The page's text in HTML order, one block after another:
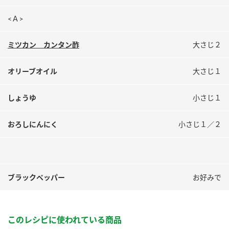
検索
業務用サイト 製造所固有記号一覧
<Ａ>
ミツカン カンタン酢 大さじ２
オリーブオイル 大さじ１
しょうゆ 小さじ１
おろしにんにく 小さじ１／２
ブラックペッパー お好みで
このレシピに使われている商品